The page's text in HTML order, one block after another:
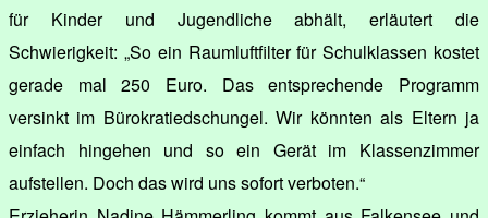
für Kinder und Jugendliche abhält, erläutert die
Schwierigkeit: „So ein Raumluftfilter für Schulklassen kostet
gerade mal 250 Euro. Das entsprechende Programm
versinkt im Bürokratiedschungel. Wir könnten als Eltern ja
einfach hingehen und so ein Gerät im Klassenzimmer
aufstellen. Doch das wird uns sofort verboten.“